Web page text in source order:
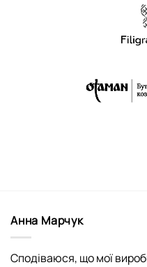
Анна Марчук
Сподіваюся, що мої